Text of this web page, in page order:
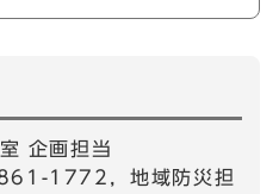
企画担当
1772，地域防災担